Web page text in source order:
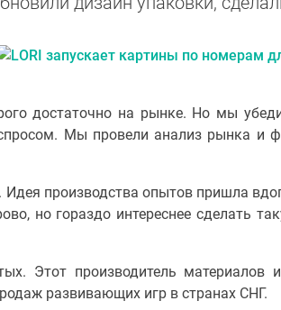
достаточно на рынке. Но мы
спросом. Мы провели анализ рынка и
производства опытов пришла
но гораздо интереснее сделать
Этот производитель
развивающих игр в странах СНГ.